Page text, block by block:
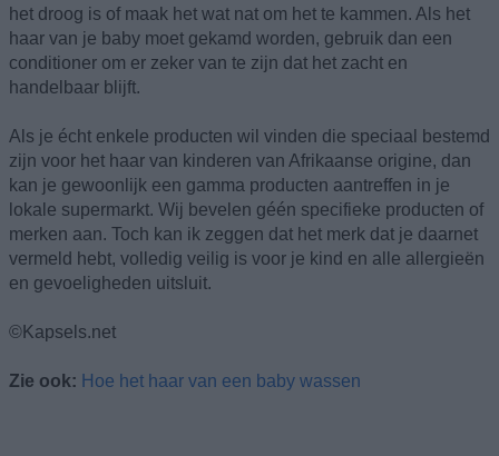
het droog is of maak het wat nat om het te kammen. Als het
haar van je baby moet gekamd worden, gebruik dan een
conditioner om er zeker van te zijn dat het zacht en
handelbaar blijft.
Als je écht enkele producten wil vinden die speciaal bestemd
zijn voor het haar van kinderen van Afrikaanse origine, dan
kan je gewoonlijk een gamma producten aantreffen in je
lokale supermarkt. Wij bevelen géén specifieke producten of
merken aan. Toch kan ik zeggen dat het merk dat je daarnet
vermeld hebt, volledig veilig is voor je kind en alle allergieën
en gevoeligheden uitsluit.
©Kapsels.net
Zie ook: Hoe het haar van een baby wassen